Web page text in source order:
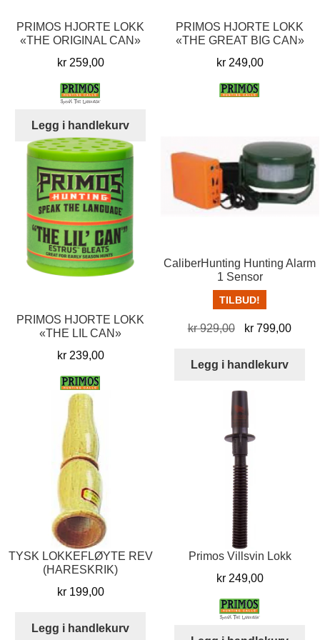
PRIMOS HJORTE LOKK
«THE ORIGINAL CAN»
kr259,00
Legg i handlekurv
PRIMOS HJORTE LOKK
«THE GREAT BIG CAN»
kr249,00
PRIMOS HJORTE LOKK
«THE LIL CAN»
kr239,00
Legg i handlekurv
CaliberHunting Hunting Alarm
1 Sensor
TILBUD!
kr929,00
Opprinnelig
var:
kr 799,00
Legg i handlekurv
TYSK LOKKEFLØYTE REV
(HARESKRIK)
kr199,00
Legg i handlekurv
Primos Villsvin Lokk
kr249,00